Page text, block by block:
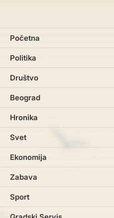
Početna
Politika
Društvo
Beograd
Hronika
Svet
Ekonomija
Zabava
Sport